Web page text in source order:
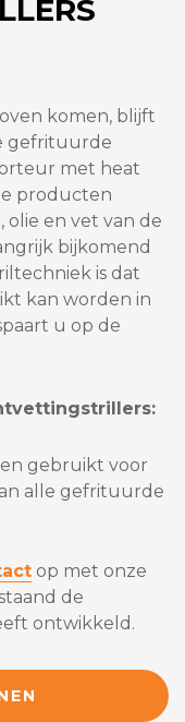
komen, blijft
gefrituurde
met heat
producten
en vet van de
bijkomend
is dat
kan worden in
u op de
gebruikt voor
alle gefrituurde
op met onze
de
ontwikkeld.